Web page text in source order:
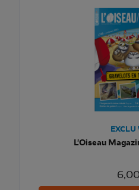
EXCLU
L'Oiseau